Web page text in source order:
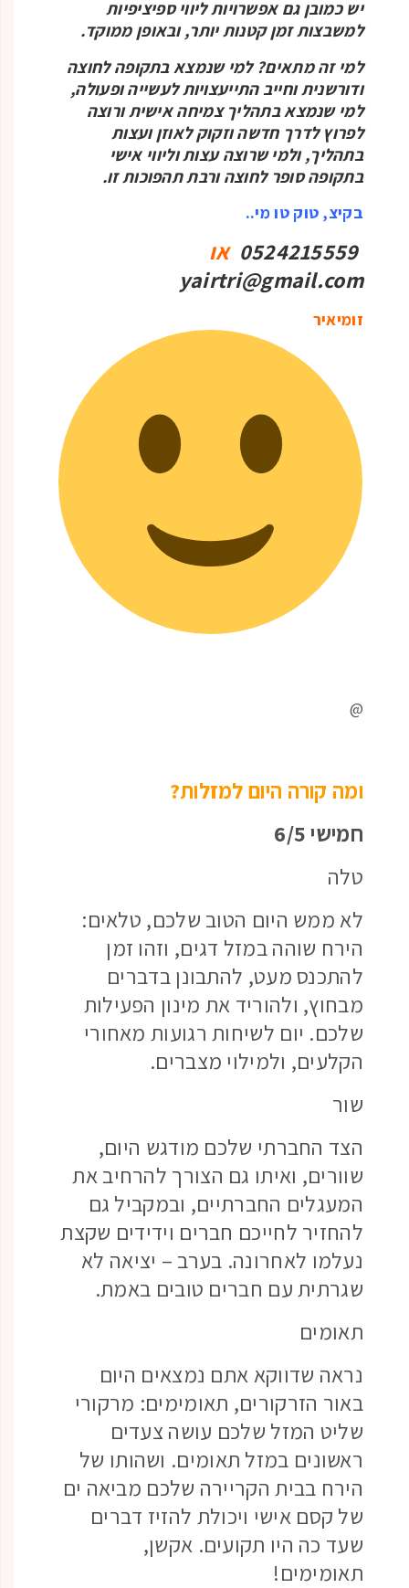
יש כמובן גם אפשרויות ליווי ספיציפיות
למשבצות זמן קטנות יותר, ובאופן ממוקד.
למי זה מתאים? למי שנמצא בתקופה לחוצה
ודורשנית וחייב התייעצויות לעשייה ופעולה,
למי שנמצא בתהליך צמיחה אישית ורוצה
לפרוץ לדרך חדשה וזקוק לאוזן ועצות
בתהליך, ולמי שרוצה עצות וליווי אישי
בתקופה סופר לחוצה ורבת תהפוכות זו.
בקיצ, טוק טו מי..
0524215559
או
yairtri@gmail.com
זומיאיר
@
ומה קורה היום למזלות?
חמישי 6/5
טלה
לא ממש היום הטוב שלכם, טלאים:
הירח שוהה במזל דגים, וזהו זמן
להתכנס מעט, להתבונן בדברים
מבחוץ, ולהוריד את מינון הפעילות
שלכם. יום לשיחות רגועות מאחורי
הקלעים, ולמילוי מצברים.
שור
הצד החברתי שלכם מודגש היום,
שוורים, ואיתו גם הצורך להרחיב את
המעגלים החברתיים, ובמקביל גם
להחזיר לחייכם חברים וידידים שקצת
נעלמו לאחרונה. בערב – יציאה לא
שגרתית עם חברים טובים באמת.
תאומים
נראה שדווקא אתם נמצאים היום
באור הזרקורים, תאומימים: מרקורי
שליט המזל שלכם עושה צעדים
ראשונים במזל תאומים. ושהותו של
הירח בבית הקריירה שלכם מביאה ים
של קסם אישי ויכולת להזיז דברים
שעד כה היו תקועים. אקשן,
תאומימים!